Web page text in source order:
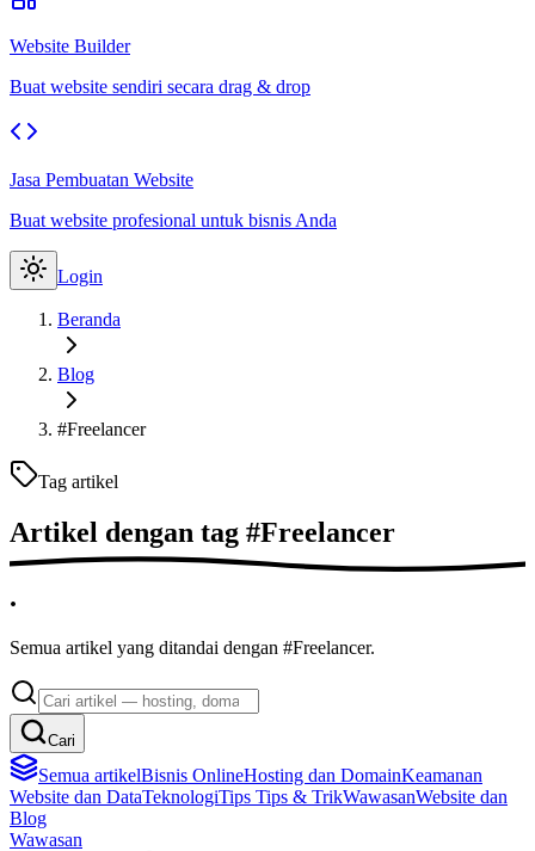
Website Builder
Buat website sendiri secara drag & drop
Jasa Pembuatan Website
Buat website profesional untuk bisnis Anda
Login
Beranda
Blog
#Freelancer
Tag artikel
Artikel dengan tag #Freelancer
.
Semua artikel yang ditandai dengan #Freelancer.
Cari
Semua artikelBisnis OnlineHosting dan DomainKeamanan
Website dan DataTeknologiTips Tips & TrikWawasanWebsite dan
Blog
Wawasan